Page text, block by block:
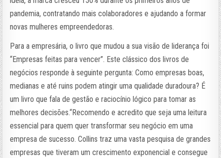
pandemia, contratando mais colaboradores e ajudando a formar
novas mulheres empreendedoras.
Para a empresária, o livro que mudou a sua visão de liderança foi
“Empresas feitas para vencer”. Este clássico dos livros de
negócios responde à seguinte pergunta: Como empresas boas,
medianas e até ruins podem atingir uma qualidade duradoura? É
um livro que fala de gestão e raciocínio lógico para tomar as
melhores decisões.“Recomendo e acredito que seja uma leitura
essencial para quem quer transformar seu negócio em uma
empresa de sucesso. Collins traz uma vasta pesquisa de grandes
empresas que tiveram um crescimento exponencial e consegue